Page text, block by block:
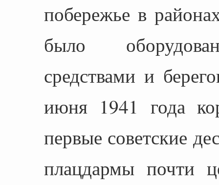
побережье в
было
средствами и
июня 1941 года
первые советские
плацдармы почти